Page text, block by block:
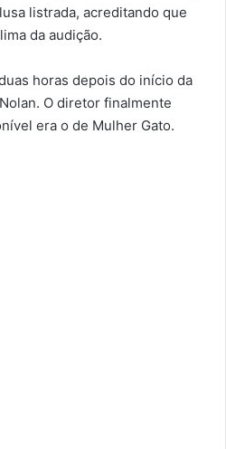
listrada, acreditando que
da audição.
horas depois do início da
O diretor finalmente
era o de Mulher Gato.